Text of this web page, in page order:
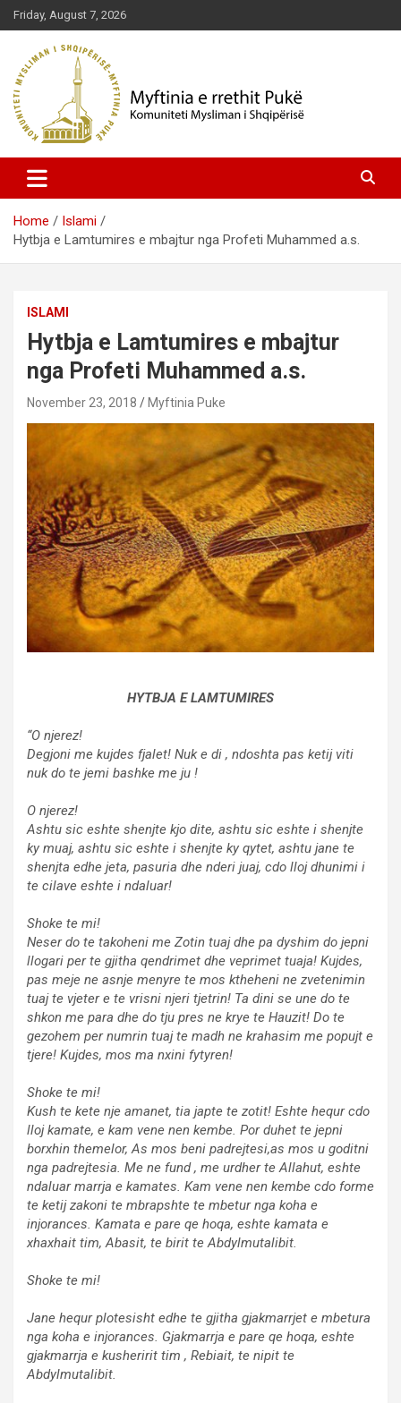
Skip
to
content
Friday, August 7, 2026
Myftinia Pukë | Faqja Zyrtare
Home
Islami
Hytbja e Lamtumires e mbajtur nga Profeti Muhammed a.s.
ISLAMI
Hytbja e Lamtumires e mbajtur
nga Profeti Muhammed a.s.
November 23, 2018 Myftinia Puke
HYTBJA E LAMTUMIRES
“O njerez!
Degjoni me kujdes fjalet! Nuk e di , ndoshta pas ketij viti
nuk do te jemi bashke me ju !
O njerez!
Ashtu sic eshte shenjte kjo dite, ashtu sic eshte i shenjte
ky muaj, ashtu sic eshte i shenjte ky qytet, ashtu jane te
shenjta edhe jeta, pasuria dhe nderi juaj, cdo lloj dhunimi i
te cilave eshte i ndaluar!
Shoke te mi!
Neser do te takoheni me Zotin tuaj dhe pa dyshim do jepni
llogari per te gjitha qendrimet dhe veprimet tuaja! Kujdes,
pas meje ne asnje menyre te mos ktheheni ne zvetenimin
tuaj te vjeter e te vrisni njeri tjetrin! Ta dini se une do te
shkon me para dhe do tju pres ne krye te Hauzit! Do te
gezohem per numrin tuaj te madh ne krahasim me popujt e
tjere! Kujdes, mos ma nxini fytyren!
Shoke te mi!
Kush te kete nje amanet, tia japte te zotit! Eshte hequr cdo
lloj kamate, e kam vene nen kembe. Por duhet te jepni
borxhin themelor, As mos beni padrejtesi,as mos u goditni
nga padrejtesia. Me ne fund , me urdher te Allahut, eshte
ndaluar marrja e kamates. Kam vene nen kembe cdo forme
te ketij zakoni te mbrapshte te mbetur nga koha e
injorances. Kamata e pare qe hoqa, eshte kamata e
xhaxhait tim, Abasit, te birit te Abdylmutalibit.
Shoke te mi!
Jane hequr plotesisht edhe te gjitha gjakmarrjet e mbetura
nga koha e injorances. Gjakmarrja e pare qe hoqa, eshte
gjakmarrja e kusheririt tim , Rebiait, te nipit te
Abdylmutalibit.